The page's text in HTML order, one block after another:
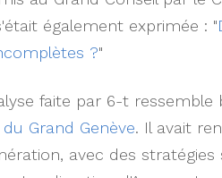
également exprimée : "
?"
faite par 6-t ressemble
Grand Genève. Il avait
avec des stratégies